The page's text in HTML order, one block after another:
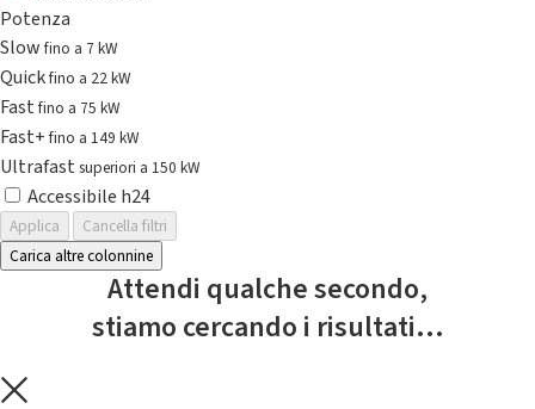
Potenza
Slowfino a 7 kW
Quickfino a 22 kW
Fastfino a 75 kW
Fast+fino a 149 kW
Ultrafast superiori a 150 kW
Accessibile h24
Applica
Cancella filtri
Carica altre colonnine
Attendi qualche secondo,
stiamo cercando i risultati...